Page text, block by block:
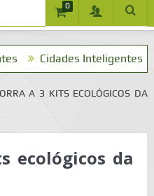
0
Cidades Inteligentes e o
A 3 KITS ECOLÓGICOS DA
ecológicos da